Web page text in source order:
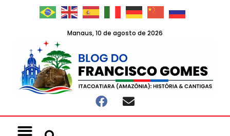
Manaus, 10 de agosto de 2026